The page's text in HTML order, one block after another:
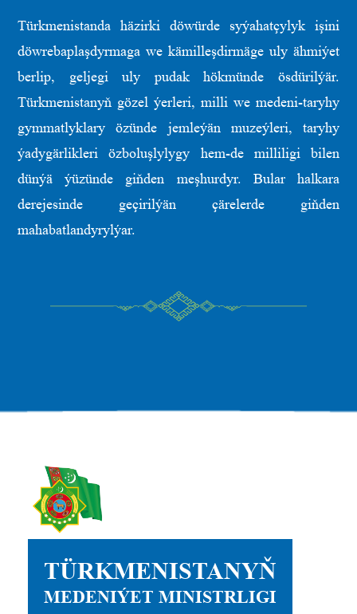
Türkmenistanda häzirki döwürde syýahatçylyk işini
döwrebaplaşdyrmaga we kämilleşdirmäge uly ähmiýet
berlip, geljegi uly pudak hökmünde ösdürilýär.
Türkmenistanyň gözel ýerleri, milli we medeni-taryhy
gymmatlyklary özünde jemleýän muzeýleri, taryhy
ýadygärlikleri özboluşlylygy hem-de milliligi bilen
dünýä ýüzünde giňden meşhurdyr. Bular halkara
derejesinde geçirilýän çärelerde giňden
mahabatlandyrylýar.
TÜRKMENISTANYŇ
MEDENIÝET MINISTRLIGI